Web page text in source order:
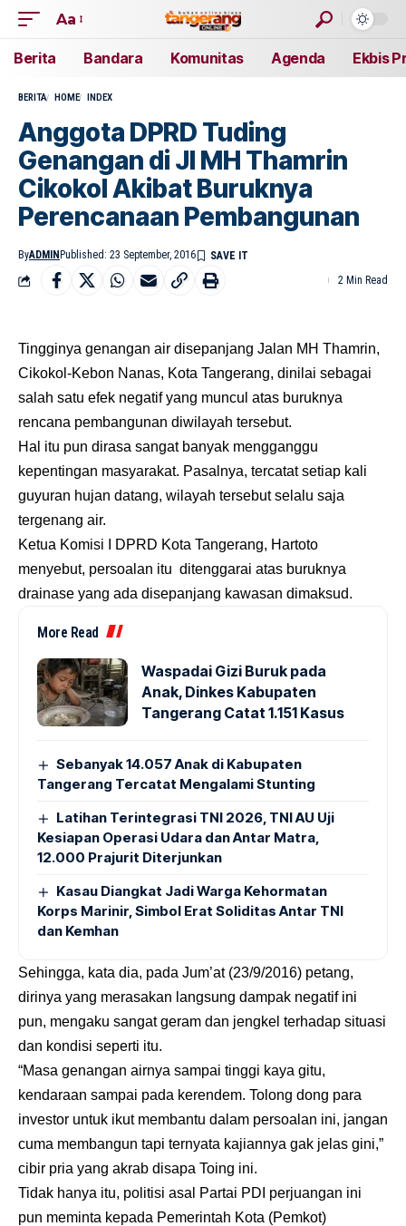
Aa
Berita Bandara Komunitas Agenda Ekbis
BERITA HOME INDEX
Anggota DPRD Tuding
Genangan di Jl MH Thamrin
Cikokol Akibat Buruknya
Perencanaan Pembangunan
ByADMIN Published: 23 September, 2016
2 Min Read
Tingginya genangan air disepanjang Jalan MH Thamrin,
Cikokol-Kebon Nanas, Kota Tangerang, dinilai sebagai
salah satu efek negatif yang muncul atas buruknya
rencana pembangunan diwilayah tersebut.
Hal itu pun dirasa sangat banyak mengganggu
kepentingan masyarakat. Pasalnya, tercatat setiap kali
guyuran hujan datang, wilayah tersebut selalu saja
tergenang air.
Ketua Komisi I DPRD Kota Tangerang, Hartoto
menyebut, persoalan itu ditenggarai atas buruknya
drainase yang ada disepanjang kawasan dimaksud.
More Read
Waspadai Gizi Buruk pada
Anak, Dinkes Kabupaten
Tangerang Catat 1.151 Kasus
Sebanyak 14.057 Anak di Kabupaten
Tangerang Tercatat Mengalami Stunting
Latihan Terintegrasi TNI 2026, TNI AU Uji
Kesiapan Operasi Udara dan Antar Matra,
12.000 Prajurit Diterjunkan
Kasau Diangkat Jadi Warga Kehormatan
Korps Marinir, Simbol Erat Soliditas Antar TNI
dan Kemhan
Sehingga, kata dia, pada Jum’at (23/9/2016) petang,
dirinya yang merasakan langsung dampak negatif ini
pun, mengaku sangat geram dan jengkel terhadap situasi
dan kondisi seperti itu.
“Masa genangan airnya sampai tinggi kaya gitu,
kendaraan sampai pada kerendem. Tolong dong para
investor untuk ikut membantu dalam persoalan ini, jangan
cuma membangun tapi ternyata kajiannya gak jelas gini,”
cibir pria yang akrab disapa Toing ini.
Tidak hanya itu, politisi asal Partai PDI perjuangan ini
pun meminta kepada Pemerintah Kota (Pemkot)